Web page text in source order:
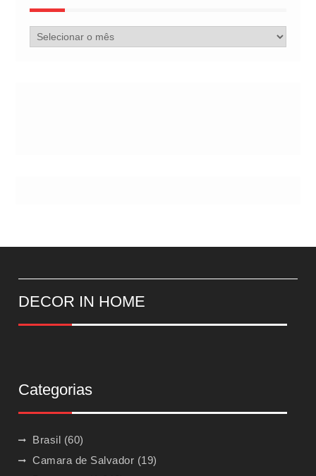
Arquivo
de
DECOR IN HOME
Categorias
Brasil (60)
Camara de Salvador (19)